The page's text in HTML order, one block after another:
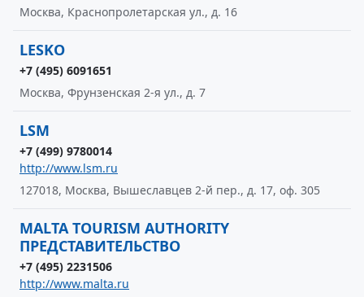
Москва, Краснопролетарская ул., д. 16
LESKO
+7 (495) 6091651
Москва, Фрунзенская 2-я ул., д. 7
LSM
+7 (499) 9780014
http://www.lsm.ru
127018, Москва, Вышеславцев 2-й пер., д. 17, оф. 305
MALTA TOURISM AUTHORITY
ПРЕДСТАВИТЕЛЬСТВО
+7 (495) 2231506
http://www.malta.ru